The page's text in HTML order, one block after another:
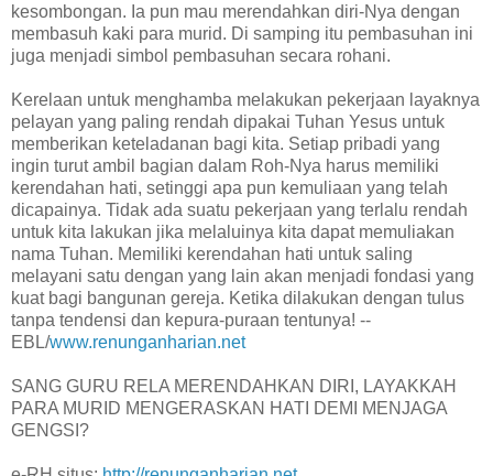
kesombongan. Ia pun mau merendahkan diri-Nya dengan
membasuh kaki para murid. Di samping itu pembasuhan ini
juga menjadi simbol pembasuhan secara rohani.
Kerelaan untuk menghamba melakukan pekerjaan layaknya
pelayan yang paling rendah dipakai Tuhan Yesus untuk
memberikan keteladanan bagi kita. Setiap pribadi yang
ingin turut ambil bagian dalam Roh-Nya harus memiliki
kerendahan hati, setinggi apa pun kemuliaan yang telah
dicapainya. Tidak ada suatu pekerjaan yang terlalu rendah
untuk kita lakukan jika melaluinya kita dapat memuliakan
nama Tuhan. Memiliki kerendahan hati untuk saling
melayani satu dengan yang lain akan menjadi fondasi yang
kuat bagi bangunan gereja. Ketika dilakukan dengan tulus
tanpa tendensi dan kepura-puraan tentunya! --
EBL/www.renunganharian.net
SANG GURU RELA MERENDAHKAN DIRI, LAYAKKAH
PARA MURID MENGERASKAN HATI DEMI MENJAGA
GENGSI?